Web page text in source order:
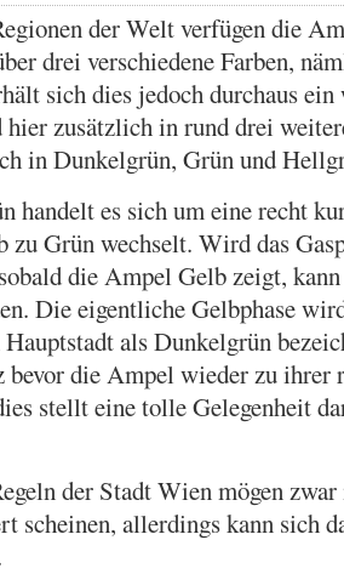
der Welt verfügen die
drei verschiedene Farben,
sich dies jedoch durchaus ein
zusätzlich in rund drei
in Dunkelgrün, Grün und
handelt es sich um eine recht
zu Grün wechselt. Wird das
die Ampel Gelb zeigt,
Die eigentliche Gelbphase
als Dunkelgrün
bevor die Ampel wieder zu ihrer
stellt eine tolle Gelegenheit
der Stadt Wien mögen
scheinen, allerdings kann sich